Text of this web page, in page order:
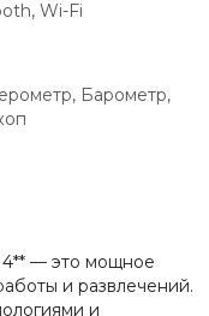
Wi-Fi
Барометр,
— это мощное
и развлечений.
и